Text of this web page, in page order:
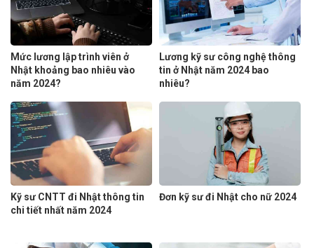
Mức lương lập trình viên ở
Nhật khoảng bao nhiêu vào
năm 2024?
Lương kỹ sư công nghệ thông
tin ở Nhật năm 2024 bao
nhiêu?
Kỹ sư CNTT đi Nhật thông tin
chi tiết nhất năm 2024
Đơn kỹ sư đi Nhật cho nữ 2024